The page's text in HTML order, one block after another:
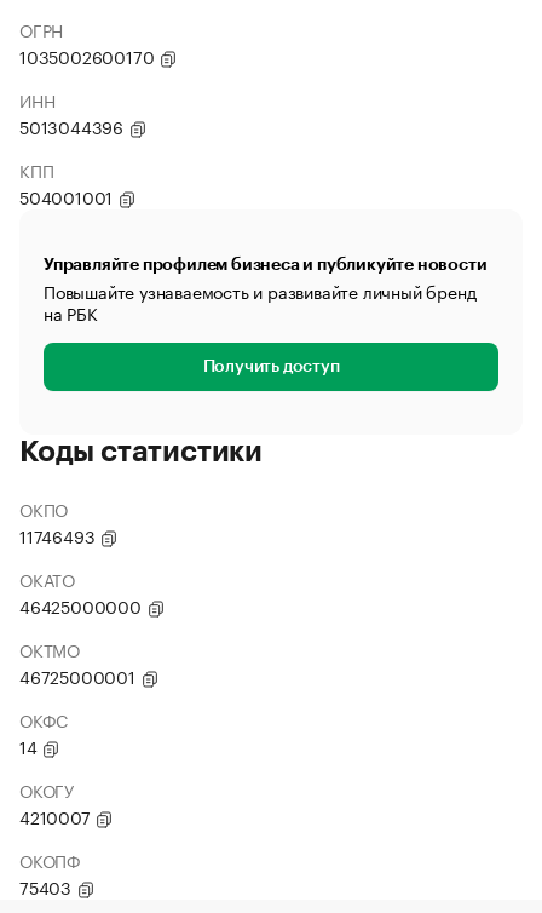
ОГРН
1035002600170
ИНН
5013044396
КПП
504001001
Управляйте профилем бизнеса и публикуйте новости
Повышайте узнаваемость и развивайте личный бренд
на РБК
Получить доступ
Коды статистики
ОКПО
11746493
ОКАТО
46425000000
ОКТМО
46725000001
ОКФС
14
ОКОГУ
4210007
ОКОПФ
75403